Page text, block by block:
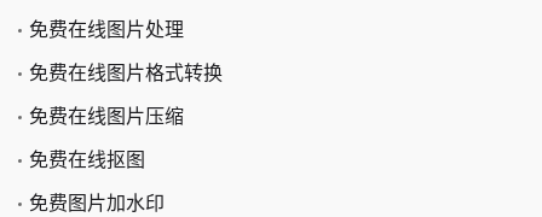
免费在线图片处理
免费在线图片格式转换
免费在线图片压缩
免费在线抠图
免费图片加水印